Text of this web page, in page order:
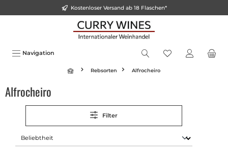
Kostenloser Versand ab 18 Flaschen*
Navigation
Rebsorten Alfrocheiro
Alfrocheiro
Filter